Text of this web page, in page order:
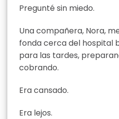
Pregunté sin miedo.
Una compañera, Nora,
fonda cerca del hospital
para las tardes,
cobrando.
Era cansado.
Era lejos.